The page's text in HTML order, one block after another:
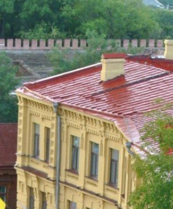
—
ГЕРОЙ
ПО
УМОЛЧАНИЮ,
А
РОССИЯНИН,
ВЫСТУПАЮЩИЙ
ПРОТИВ
ВОЙНЫ
—
АВТОМАТИЧЕСКИ
ИМПЕРЕЦ?!